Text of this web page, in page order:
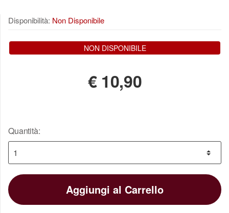
Disponibilità: Non Disponibile
NON DISPONIBILE
€ 10,90
Quantità:
Aggiungi al Carrello